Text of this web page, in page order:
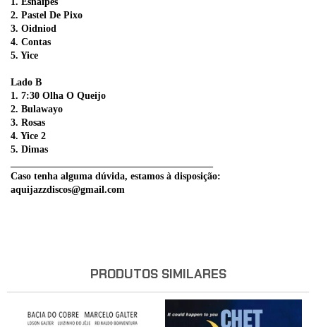
2. Pastel De Pixo
3. Oidniod
4. Contas
5. Yice
Lado B
1. 7:30 Olha O Queijo
2. Bulawayo
3. Rosas
4. Yice 2
5. Dimas
Caso tenha alguma dúvida, estamos à disposição:
aquijazzdiscos@gmail.com
PRODUTOS SIMILARES